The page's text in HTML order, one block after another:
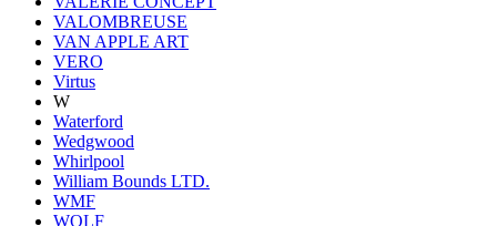
VALOMBREUSE
VAN APPLE ART
VERO
Virtus
W
Waterford
Wedgwood
Whirlpool
William Bounds LTD.
WMF
WOLF